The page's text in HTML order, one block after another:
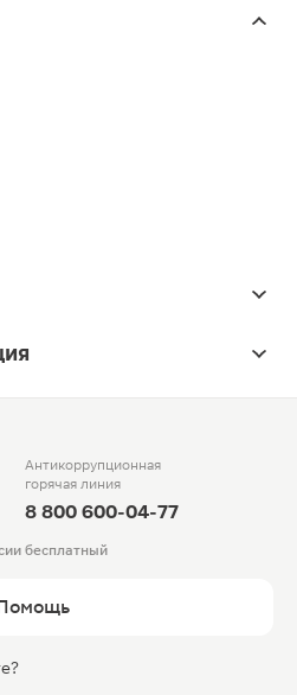
Антикоррупционная
горячая линия
8 800 600-04-77
бесплатный